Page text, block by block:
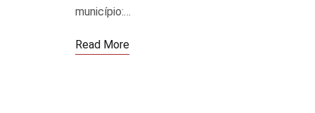
município:…
Read More